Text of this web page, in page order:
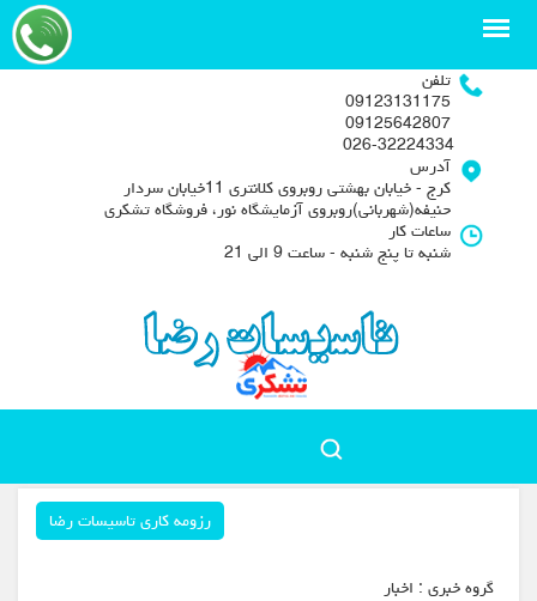
تلفن
09123131175
09125642807
آدرس
کرج - خیابان بهشتی روبروی کلانتری 11خیابان سردار
حنیفه(شهربانی)روبروی آزمایشگاه نور، فروشگاه تشکری
ساعات کار
شنبه تا پنج شنبه - ساعت 9 الی 21
رزومه کاری تاسیسات رضا
گروه خبري : اخبار